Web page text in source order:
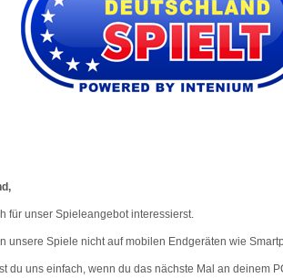
für unser Spieleangebot interessierst.
unsere Spiele nicht auf mobilen Endgeräten wie
du uns einfach, wenn du das nächste Mal an deinem